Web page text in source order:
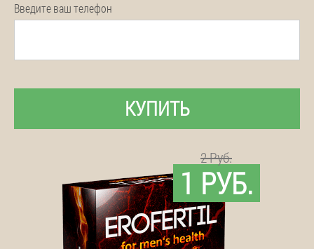
Введите ваш телефон
КУПИТЬ
2 Руб.
1 РУБ.